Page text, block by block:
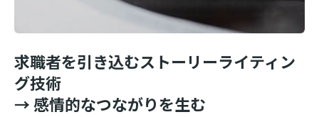
求職者を引き込むストーリーライティン
グ技術
→ 感情的なつながりを生む